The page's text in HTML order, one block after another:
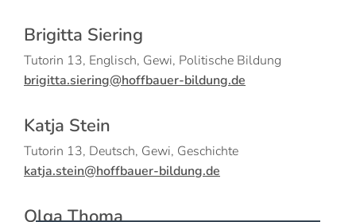
Brigitta Siering
Tutorin 13, Englisch, Gewi, Politische Bildung
brigitta.siering@hoffbauer-bildung.de
Katja Stein
Tutorin 13, Deutsch, Gewi, Geschichte
katja.stein@hoffbauer-bildung.de
Olga Thoma